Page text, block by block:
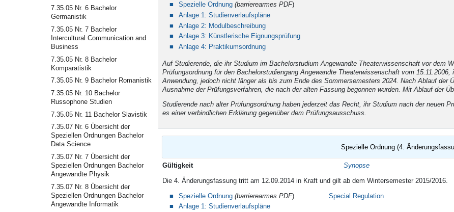
Spezielle Ordnung (barrierearmes PDF)
Anlage 1: Studienverlaufspläne
Anlage 2: Modulbeschreibung
Anlage 3: Künstlerische Eignungsprüfung
Anlage 4: Praktikumsordnung
Auf Studierende, die ihr Studium im Bachelorstudium Angewandte Theaterwissenschaft vor dem
Prüfungsordnung für den Bachelorstudiengang Angewandte Theaterwissenschaft vom
Anwendung, jedoch nicht länger als bis zum Ende des Sommersemesters 2024. Nach Ablauf der
Ausnahme der Prüfungsverfahren, die nach der alten Fassung begonnen wurden. Mit Ablauf der
Studierende nach alter Prüfungsordnung haben jederzeit das Recht, ihr Studium nach der neuen
es einer verbindlichen Erklärung gegenüber dem Prüfungsausschuss.
Spezielle Ordnung (4.
Gültigkeit Synopse
Die 4. Änderungsfassung tritt am 12.09.2014 in Kraft und gilt ab dem Wintersemester 2015/2016.
Spezielle Ordnung (barrierearmes PDF)
Special Regulation
Anlage 1: Studienverlaufspläne
7.35.05 Nr. 6 Bachelor
Germanistik
7.35.05 Nr. 7 Bachelor
Intercultural Communication and
Business
7.35.05 Nr. 8 Bachelor
Komparatistik
7.35.05 Nr. 9 Bachelor Romanistik
7.35.05 Nr. 10 Bachelor
Russophone Studien
7.35.05 Nr. 11 Bachelor Slavistik
7.35.07 Nr. 6 Übersicht der
Speziellen Ordnungen Bachelor
Data Science
7.35.07 Nr. 7 Übersicht der
Speziellen Ordnungen Bachelor
Angewandte Physik
7.35.07 Nr. 8 Übersicht der
Speziellen Ordnungen Bachelor
Angewandte Informatik